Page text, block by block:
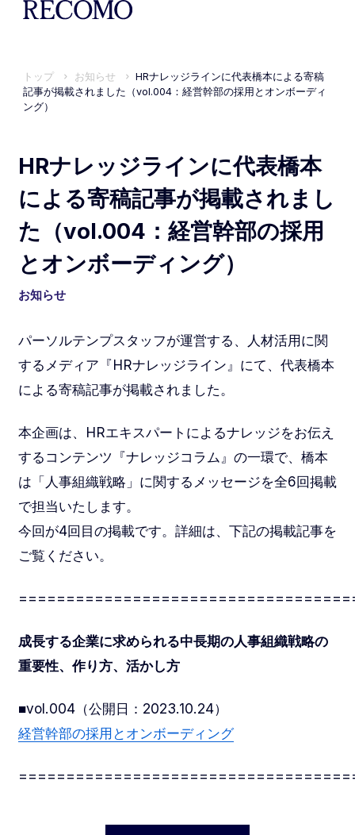
トップ お知らせ
HRナレッジラインに代表橋本による寄稿
記事が掲載されました（vol.004：経営幹部の採用とオンボーディ
ング）
HRナレッジラインに代表橋本
による寄稿記事が掲載されまし
た（vol.004：経営幹部の採用
とオンボーディング）
お知らせ
パーソルテンプスタッフが運営する、人材活用に関
するメディア『HRナレッジライン』にて、代表橋本
による寄稿記事が掲載されました。
本企画は、HRエキスパートによるナレッジをお伝え
するコンテンツ『ナレッジコラム』の一環で、橋本
は「人事組織戦略」に関するメッセージを全6回掲載
で担当いたします。
今回が4回目の掲載です。詳細は、下記の掲載記事を
ご覧ください。
成長する企業に求められる中長期の人事組織戦略の
重要性、作り方、活かし方
■vol.004（公開日：2023.10.24）
経営幹部の採用とオンボーディング